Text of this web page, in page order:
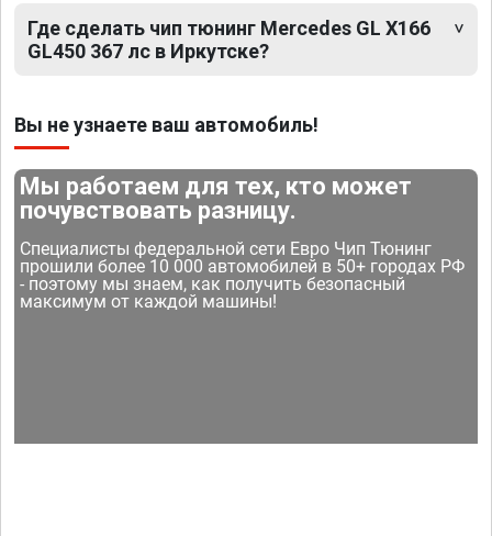
Где сделать чип тюнинг Mercedes GL X166
GL450 367 лс в Иркутске?
Вы не узнаете ваш автомобиль!
Мы работаем для тех, кто может
почувствовать разницу.
Специалисты федеральной сети Евро Чип Тюнинг
прошили более 10 000 автомобилей в 50+ городах РФ
- поэтому мы знаем, как получить безопасный
максимум от каждой машины!